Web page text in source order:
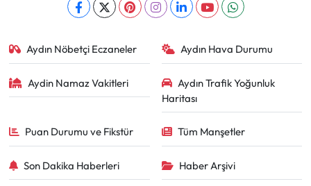
Aydın Nöbetçi Eczaneler Aydın Hava Durumu
Aydin Namaz Vakitleri
Aydın Trafik Yoğunluk
Haritası
Puan Durumu ve Fikstür Tüm Manşetler
Son Dakika Haberleri Haber Arşivi